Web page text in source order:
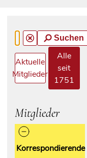
Suchen
Aktuelle
Mitglieder
Alle
seit
1751
Mitglieder
Korrespondierende